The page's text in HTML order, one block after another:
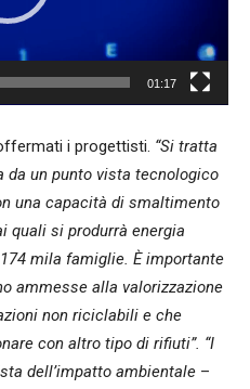
01:17
i progettisti. “Si tratta
da un punto vista tecnologico
una capacità di smaltimento
quali si produrrà energia
mila famiglie. È importante
ammesse alla valorizzazione
non riciclabili e che
con altro tipo di rifiuti”. “I
dell’impatto ambientale –